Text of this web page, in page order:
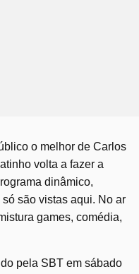
o melhor de Carlos
volta a fazer a
dinâmico,
são vistas aqui. No ar
games, comédia,
pela SBT em sábado